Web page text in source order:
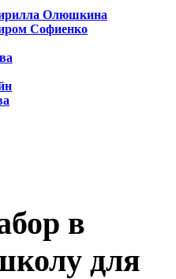
Олюшкина
Софиенко
в
для